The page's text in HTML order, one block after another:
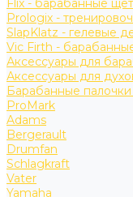
Flix - барабанные
Prologix -
SlapKlatz - гелевые
Vic Firth -
Аксессуары для
Аксессуары для
Барабанные
ProMark
Adams
Bergerault
Drumfan
Schlagkraft
Vater
Yamaha